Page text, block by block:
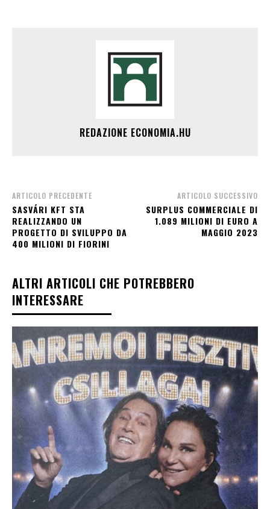
REDAZIONE ECONOMIA.HU
ARTICOLO PRECEDENTE
SASVÁRI KFT STA
REALIZZANDO UN
PROGETTO DI SVILUPPO DA
400 MILIONI DI FIORINI
ARTICOLO SUCCESSIVO
SURPLUS COMMERCIALE DI
1.089 MILIONI DI EURO A
MAGGIO 2023
ALTRI ARTICOLI CHE POTREBBERO
INTERESSARE